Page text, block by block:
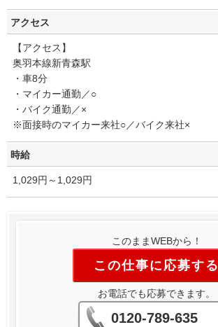
アクセス
【アクセス】
奥羽本線新青森駅
・車8分
・マイカー通勤／○
・バイク通勤／×
※面接時のマイカー来社○／バイク来社×
時給
1,029円～1,029円
このままWEBから！
この仕事に応募する
お電話でも応募できます。
0120-789-635